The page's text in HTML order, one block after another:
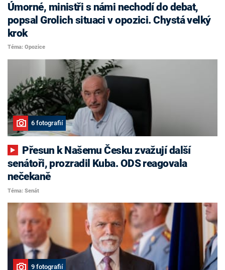
Úmorné, ministři s námi nechodí do debat,
popsal Grolich situaci v opozici. Chystá velký
krok
Téma: Opozice
6 fotografií
senátoři, prozradil Kuba. ODS reagovala
nečekaně
Téma: Senát
9 fotografií